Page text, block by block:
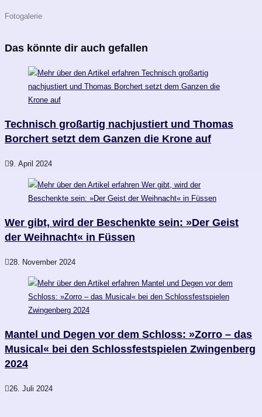
Fotogalerie
Das könnte dir auch gefallen
Technisch großartig nachjustiert und Thomas
Borchert setzt dem Ganzen die Krone auf
9. April 2024
Wer gibt, wird der Beschenkte sein: »Der Geist
der Weihnacht« in Füssen
28. November 2024
Mantel und Degen vor dem Schloss: »Zorro – das
Musical« bei den Schlossfestspielen Zwingenberg
2024
26. Juli 2024